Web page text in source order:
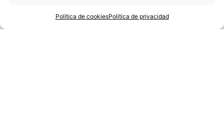
Política de cookiesPolítica de privacidad